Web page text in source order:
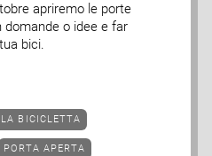
apriremo le porte
domande o idee e far
bici.
BICICLETTA
PORTA APERTA